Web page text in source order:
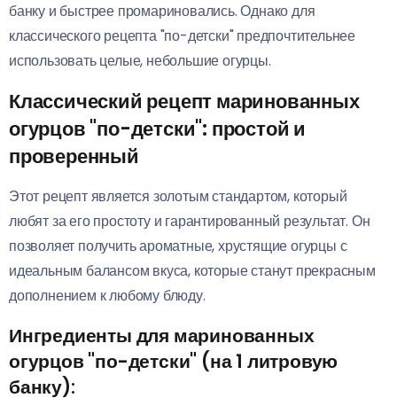
банку и быстрее промариновались. Однако для
классического рецепта "по-детски" предпочтительнее
использовать целые, небольшие огурцы.
Классический рецепт маринованных
огурцов "по-детски": простой и
проверенный
Этот рецепт является золотым стандартом, который
любят за его простоту и гарантированный результат. Он
позволяет получить ароматные, хрустящие огурцы с
идеальным балансом вкуса, которые станут прекрасным
дополнением к любому блюду.
Ингредиенты для маринованных
огурцов "по-детски" (на 1 литровую
банку):